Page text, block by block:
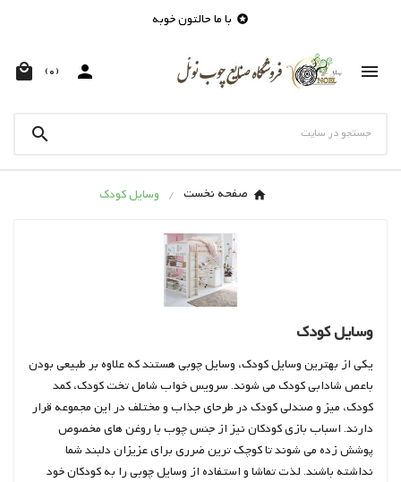
 با ما حالتون خوبه


 (0)

صفحه نخست وسایل کودک
وسایل کودک
یکی از بهترین وسایل کودک، وسایل چوبی هستند که علاوه بر طبیعی بودن
باعص شادابی کودک می شوند. سرویس خواب شامل تخت کودک، کمد
کودک، میز و صندلی کودک در طرحای جذاب و مختلف در این مجموعه قرار
دارند. اسباب بازی کودکان نیز از جنس چوب با روغن های مخصوص
پوشش زده می شوند تا کوچک ترین ضرری برای عزیزان دلبند شما
نداشته باشند. لذت تماشا و استفاده از وسایل چوبی را به کودکان خود